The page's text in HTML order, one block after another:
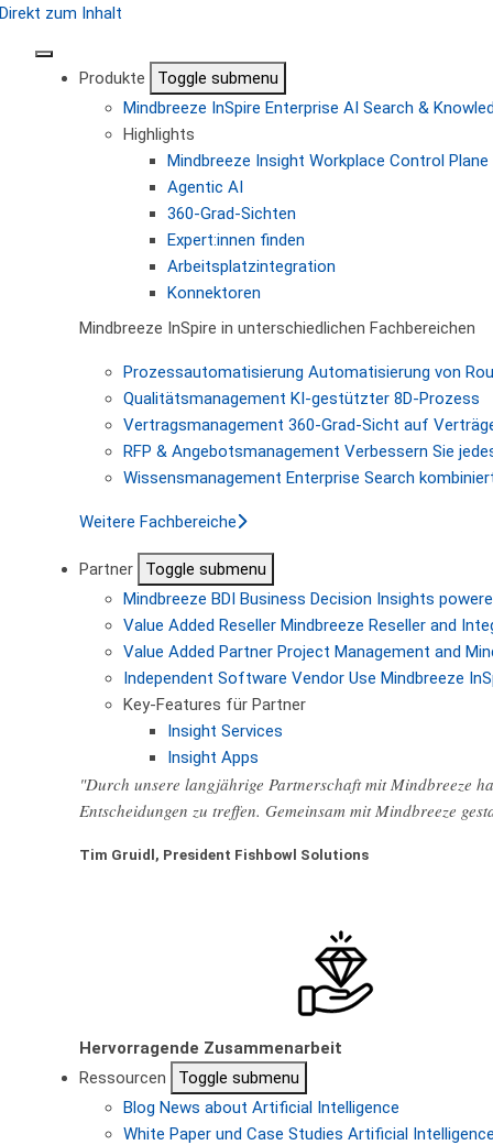
Direkt zum Inhalt
Produkte
Toggle submenu
Mindbreeze InSpire Enterprise AI Search &
Highlights
Mindbreeze Insight Workplace Control
Agentic AI
360-Grad-Sichten
Expert:innen finden
Arbeitsplatzintegration
Konnektoren
Mindbreeze InSpire in unterschiedlichen Fachbereichen
Prozessautomatisierung Automatisierung von
Qualitätsmanagement KI-gestützter 8D-Prozess
Vertragsmanagement 360-Grad-Sicht auf
RFP & Angebotsmanagement Verbessern Sie
Wissensmanagement Enterprise Search
Weitere Fachbereiche
Partner
Toggle submenu
Mindbreeze BDI Business Decision Insights
Value Added Reseller Mindbreeze Reseller and
Value Added Partner Project Management and
Independent Software Vendor Use Mindbreeze
Key-Features für Partner
Insight Services
Insight Apps
"Durch unsere langjährige Partnerschaft mit Mindbreeze
Entscheidungen zu treffen. Gemeinsam mit Mindbreeze
Tim Gruidl, President Fishbowl Solutions
Hervorragende Zusammenarbeit
Ressourcen
Toggle submenu
Blog News about Artificial Intelligence
White Paper und Case Studies Artificial